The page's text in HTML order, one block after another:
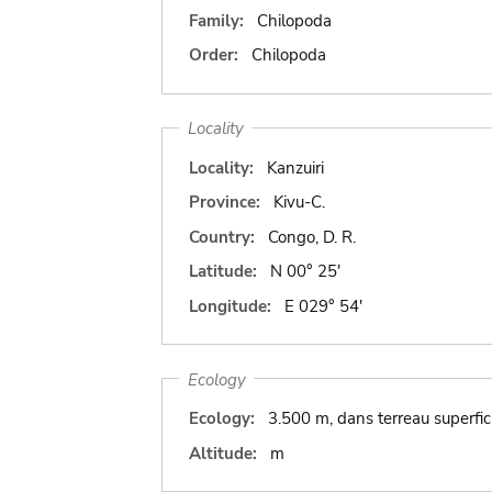
Family:
Chilopoda
Order:
Chilopoda
Locality
Locality:
Kanzuiri
Province:
Kivu-C.
Country:
Congo, D. R.
Latitude:
N 00° 25'
Longitude:
E 029° 54'
Ecology
Ecology:
3.500 m, dans terreau
Altitude:
m